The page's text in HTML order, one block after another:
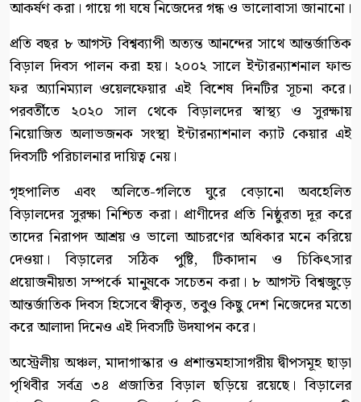
আকর্ষণ করা। গায়ে গা ঘষে নিজেদের গন্ধ ও ভালোবাসা জানানো।
প্রতি বছর ৮ আগস্ট বিশ্বব্যাপী অত্যন্ত আনন্দের সাথে আন্তর্জাতিক
বিড়াল দিবস পালন করা হয়। ২০০২ সালে ইন্টারন্যাশনাল ফান্ড
ফর অ্যানিম্যাল ওয়েলফেয়ার এই বিশেষ দিনটির সূচনা করে।
পরবর্তীতে ২০২০ সাল থেকে বিড়ালদের স্বাস্থ্য ও সুরক্ষায়
নিয়োজিত অলাভজনক সংস্থা ইন্টারন্যাশনাল ক্যাট কেয়ার এই
দিবসটি পরিচালনার দায়িত্ব নেয়।
গৃহপালিত এবং অলিতে-গলিতে ঘুরে বেড়ানো অবহেলিত
বিড়ালদের সুরক্ষা নিশ্চিত করা। প্রাণীদের প্রতি নিষ্ঠুরতা দূর করে
তাদের নিরাপদ আশ্রয় ও ভালো আচরণের অধিকার মনে করিয়ে
দেওয়া। বিড়ালের সঠিক পুষ্টি, টিকাদান ও চিকিৎসার
প্রয়োজনীয়তা সম্পর্কে মানুষকে সচেতন করা। ৮ আগস্ট বিশ্বজুড়ে
আন্তর্জাতিক দিবস হিসেবে স্বীকৃত, তবুও কিছু দেশ নিজেদের মতো
করে আলাদা দিনেও এই দিবসটি উদযাপন করে।
অস্ট্রেলীয় অঞ্চল, মাদাগাস্কার ও প্রশান্তমহাসাগরীয় দ্বীপসমূহ ছাড়া
পৃথিবীর সর্বত্র ৩৪ প্রজাতির বিড়াল ছড়িয়ে রয়েছে। বিড়ালের